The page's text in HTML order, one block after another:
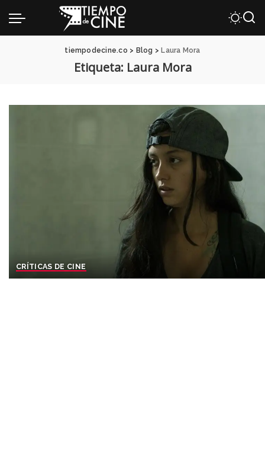
tiempodecine.co > Blog > Laura Mora
Etiqueta: Laura Mora
CRÍTICAS DE CINE